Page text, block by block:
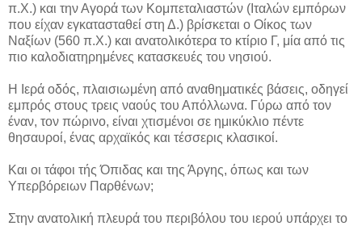
π.Χ.) και την Αγορά των Κομπεταλιαστών (Ιταλών εμπόρων
που είχαν εγκατασταθεί στη Δ.) βρίσκεται ο Οίκος των
Ναξίων (560 π.Χ.) και ανατολικότερα το κτίριο Γ, μία από τις
πιο καλοδιατηρημένες κατασκευές του νησιού.
Η Ιερά οδός, πλαισιωμένη από αναθηματικές βάσεις, οδηγεί
εμπρός στους τρεις ναούς του Απόλλωνα. Γύρω από τον
έναν, τον πώρινο, είναι χτισμένοι σε ημικύκλιο πέντε
θησαυροί, ένας αρχαϊκός και τέσσερις κλασικοί.
Και οι τάφοι τής Όπιδας και της Άργης, όπως και των
Υπερβόρειων Παρθένων;
Στην ανατολική πλευρά του περιβόλου του ιερού υπάρχει το